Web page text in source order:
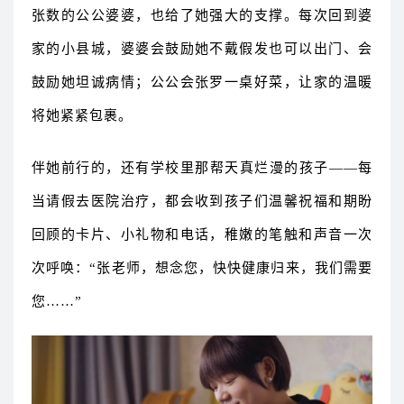
张数的公公婆婆，也给了她强大的支撑。每次回到婆
家的小县城，婆婆会鼓励她不戴假发也可以出门、会
鼓励她坦诚病情；公公会张罗一桌好菜，让家的温暖
将她紧紧包裹。
伴她前行的，还有学校里那帮天真烂漫的孩子——每
当请假去医院治疗，都会收到孩子们温馨祝福和期盼
回顾的卡片、小礼物和电话，稚嫩的笔触和声音一次
次呼唤：“张老师，想念您，快快健康归来，我们需要
您……”